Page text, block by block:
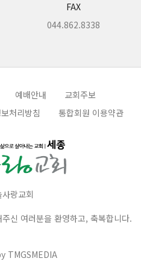
FAX
044.862.8338
예배안내
교회주보
처리방침 통합회원 이용약관
랑교회
신 여러분을 환영하고, 축복합니다.
TMGSMEDIA